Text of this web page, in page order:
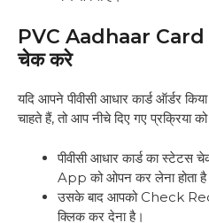
PVC Aadhaar
चेक करे
यदि आपने पीवीसी आधार कार्ड ऑर्डर
चाहते हैं, तो आप नीचे दिए गए प्रक्रिया
पीवीसी आधार कार्ड का
App को ओपन कर लेना होता
उसके बाद आपको Check
क्लिक कर देना है।